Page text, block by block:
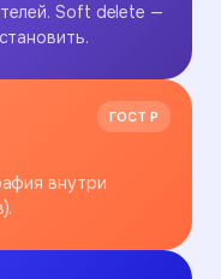
Soft delete —
ГОСТ Р
внутри